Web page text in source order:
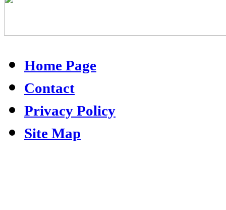
Home Page
Contact
Privacy Policy
Site Map